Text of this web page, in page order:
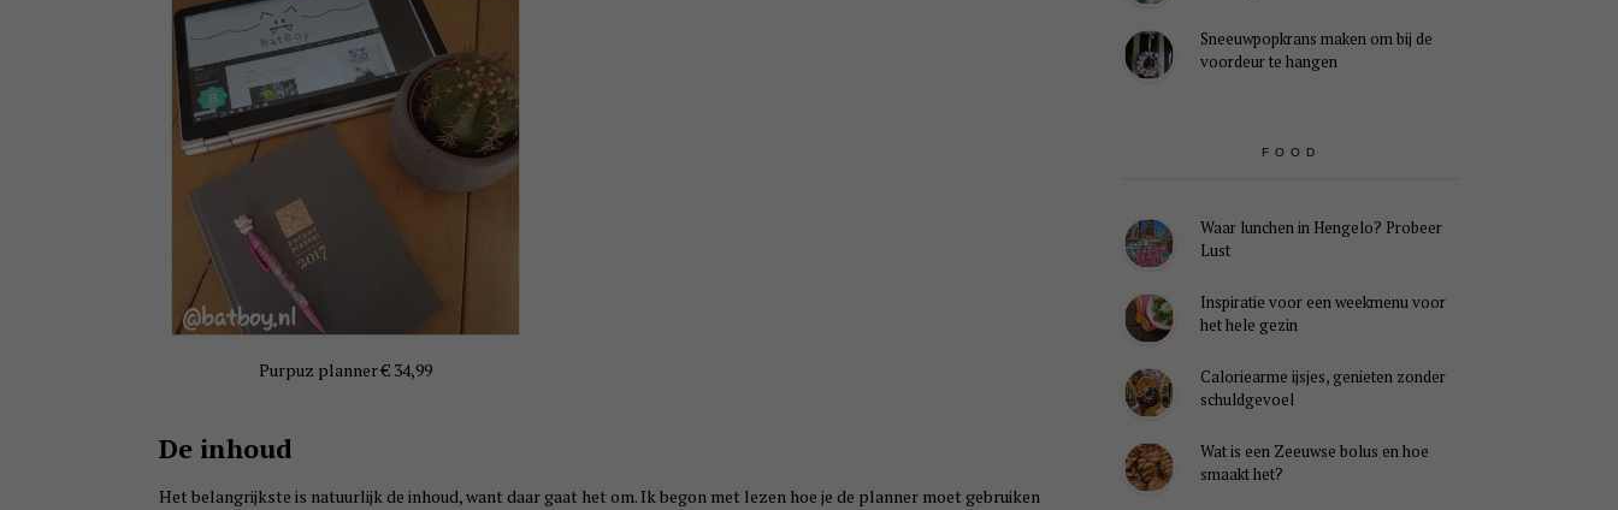
Purpuz planner € 34,99
De inhoud
Het belangrijkste is natuurlijk de inhoud, want daar gaat het om. Ik begon met lezen hoe je de planner moet gebruiken
Sneeuwpopkrans maken om bij de
voordeur te hangen
FOOD
Waar lunchen in Hengelo? Probeer
Lust
Inspiratie voor een weekmenu voor
het hele gezin
Caloriearme ijsjes, genieten zonder
schuldgevoel
Wat is een Zeeuwse bolus en hoe
smaakt het?